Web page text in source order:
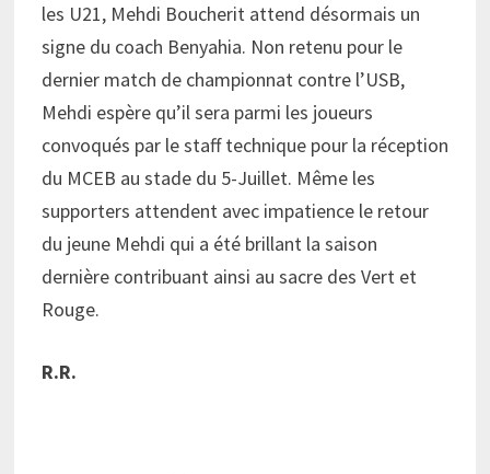
les U21, Mehdi Boucherit attend désormais un
signe du coach Benyahia. Non retenu pour le
dernier match de championnat contre l’USB,
Mehdi espère qu’il sera parmi les joueurs
convoqués par le staff technique pour la réception
du MCEB au stade du 5-Juillet. Même les
supporters attendent avec impatience le retour
du jeune Mehdi qui a été brillant la saison
dernière contribuant ainsi au sacre des Vert et
Rouge.
R.R.